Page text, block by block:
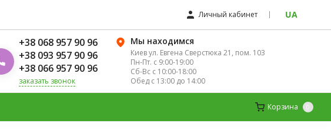
Личный кабинет UA
+38 068 957 90 96
+38 093 957 90 96
+38 066 957 90 96
заказать звонок
Мы находимся
Киев ул. Евгена Сверстюка 21, пом. 103
Пн-Пт. с 9:00-19:00
Сб-Вс с 10:00-18:00
Обед с 13:00 до 14:00
Корзина 0